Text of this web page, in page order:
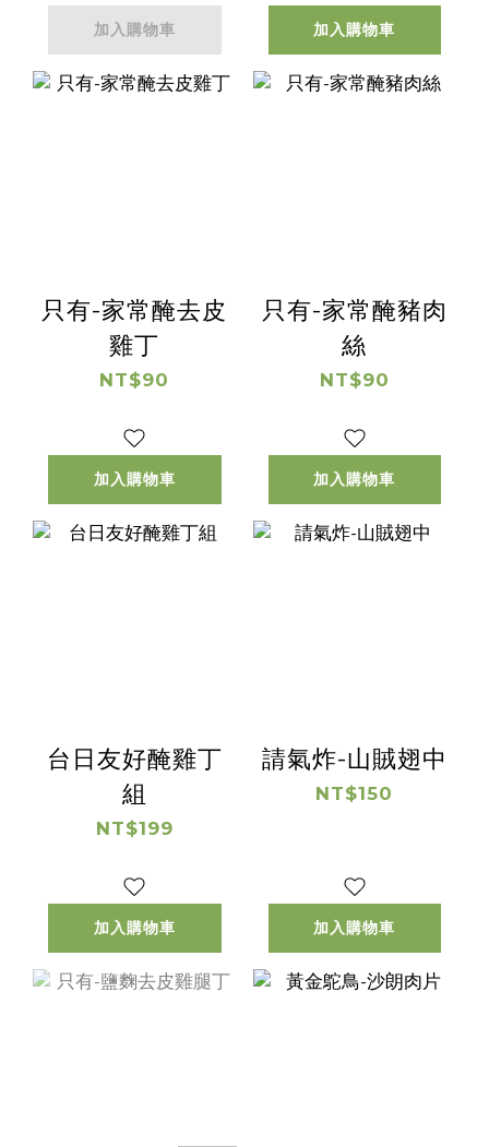
加入購物車 加入購物車
只有-家常醃去皮
雞丁
NT$90
加入購物車
只有-家常醃豬肉
絲
NT$90
加入購物車
台日友好醃雞丁
組
NT$199
加入購物車
請氣炸-山賊翅中
NT$150
加入購物車